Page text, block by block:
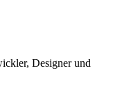
Designer und